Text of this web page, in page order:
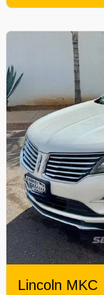
Lincoln MKC